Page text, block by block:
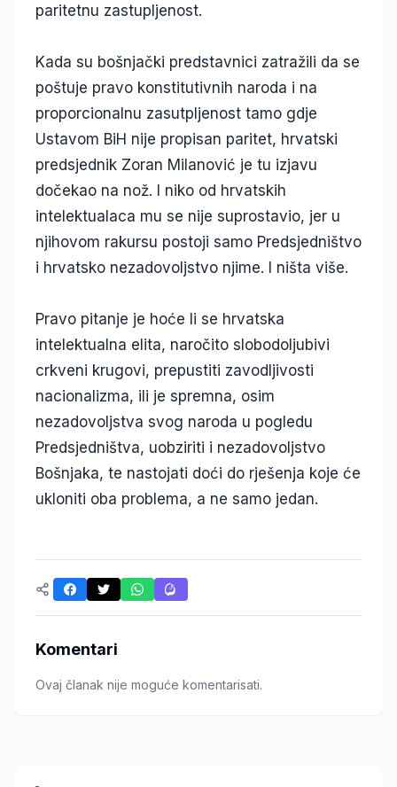
paritetnu zastupljenost.
Kada su bošnjački predstavnici zatražili da se
poštuje pravo konstitutivnih naroda i na
proporcionalnu zasutpljenost tamo gdje
Ustavom BiH nije propisan paritet, hrvatski
predsjednik Zoran Milanović je tu izjavu
dočekao na nož. I niko od hrvatskih
intelektualaca mu se nije suprostavio, jer u
njihovom rakursu postoji samo Predsjedništvo
i hrvatsko nezadovoljstvo njime. I ništa više.
Pravo pitanje je hoće li se hrvatska
intelektualna elita, naročito slobodoljubivi
crkveni krugovi, prepustiti zavodljivosti
nacionalizma, ili je spremna, osim
nezadovoljstva svog naroda u pogledu
Predsjedništva, uobziriti i nezadovoljstvo
Bošnjaka, te nastojati doći do rješenja koje će
ukloniti oba problema, a ne samo jedan.
Komentari
Ovaj članak nije moguće komentarisati.